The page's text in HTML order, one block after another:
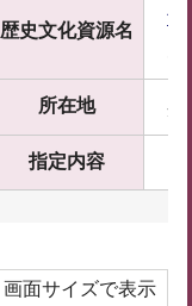
歴史文化資源名
飽
所在地 奈
指定内容
画面サイズで表示